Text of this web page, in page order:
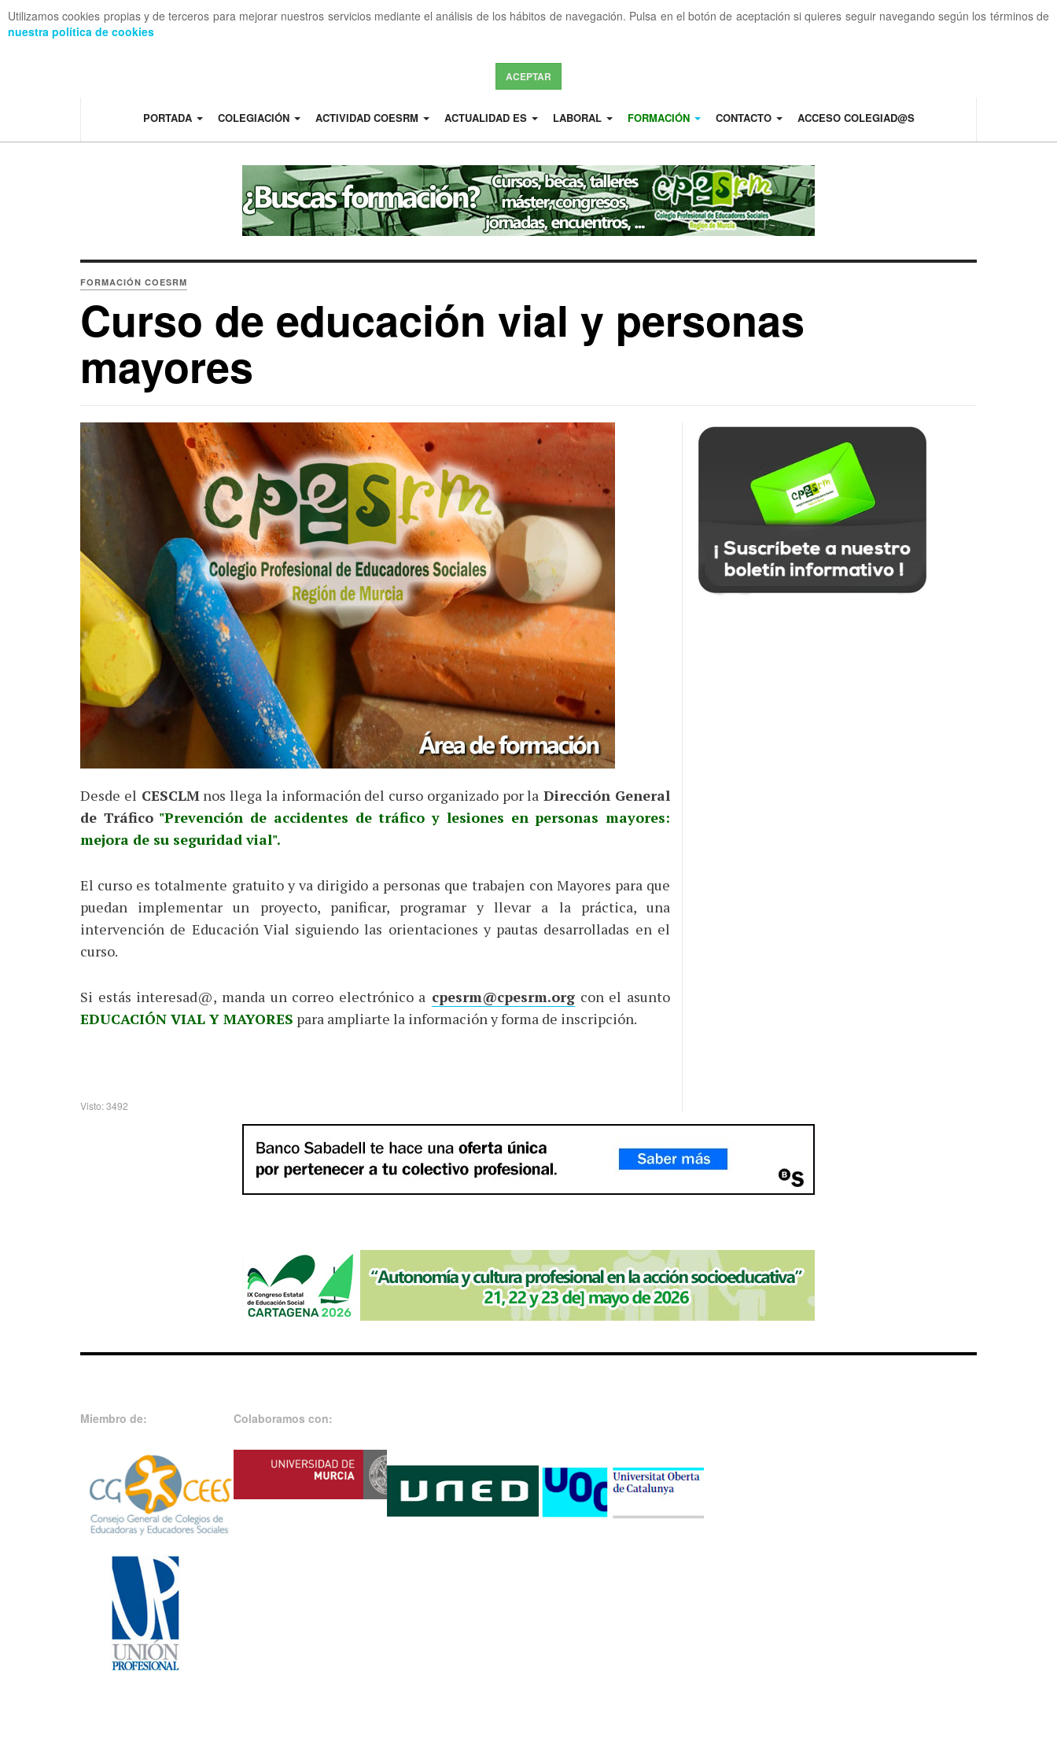
Utilizamos cookies propias y de terceros para mejorar nuestros servicios mediante el análisis de los hábitos de navegación. Pulsa en el botón de aceptación si quieres seguir navegando según los términos de
nuestra política de cookies
ACEPTAR
PORTADA COLEGIACIÓN ACTIVIDAD COESRM ACTUALIDAD ES LABORAL FORMACIÓN CONTACTO ACCESO COLEGIAD@S
FORMACIÓN COESRM
Curso de educación vial y personas
mayores
Desde el CESCLMnos llega la información del curso organizado por la Dirección General
de Tráfico"Prevención de accidentes de tráfico y lesiones en personas mayores:
mejora de su seguridad vial".
El curso es totalmente gratuito y va dirigido a personas que trabajen con Mayores para que
puedan implementar un proyecto, panificar, programar y llevar a la práctica, una
intervención de Educación Vial siguiendo las orientaciones y pautas desarrolladas en el
curso.
Si estás interesad@, manda un correo electrónico a cpesrm@cpesrm.org con el asunto
EDUCACIÓN VIAL Y MAYORES para ampliarte la información y forma de inscripción.
Visto: 3492
Miembro de: Colaboramos con: